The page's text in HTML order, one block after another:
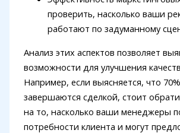
проверить, насколько ваши
работают по задуманному
Анализ этих аспектов позволяет
возможности для улучшения
Например, если выясняется, что
завершаются сделкой, стоит
на то, насколько ваши менеджеры
потребности клиента и могут